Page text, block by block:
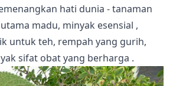
hati dunia - tanaman
madu, minyak esensial ,
untuk teh, rempah yang gurih,
sifat obat yang berharga .